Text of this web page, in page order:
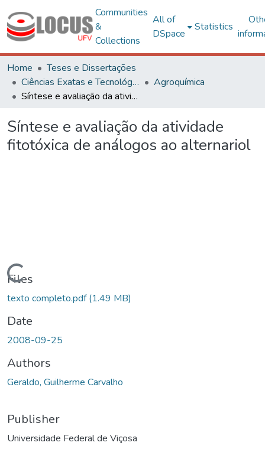
Communities
&
Collections
All of
DSpace
Statistics
Home
Teses e Dissertações
Ciências Exatas e Tecnológicas
Agroquímica
Síntese e avaliação da atividade fitotóxica de análogos ao alternariol
Síntese e avaliação da atividade
fitotóxica de análogos ao alternariol
Files
texto completo.pdf(1.49 MB)
Date
2008-09-25
Authors
Geraldo, Guilherme Carvalho
Publisher
Universidade Federal de Viçosa